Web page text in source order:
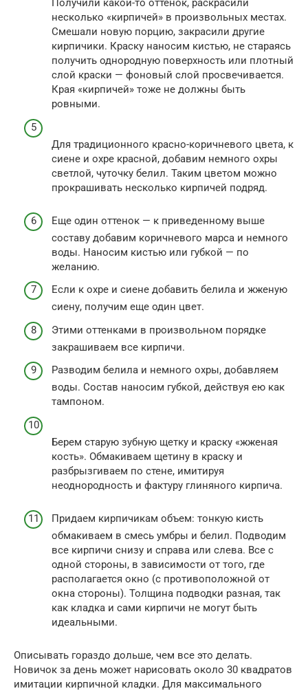
Получили какой-то оттенок, раскрасили
несколько «кирпичей» в произвольных местах.
Смешали новую порцию, закрасили другие
кирпичики. Краску наносим кистью, не стараясь
получить однородную поверхность или плотный
слой краски — фоновый слой просвечивается.
Края «кирпичей» тоже не должны быть
ровными.
Для традиционного красно-коричневого цвета, к
сиене и охре красной, добавим немного охры
светлой, чуточку белил. Таким цветом можно
прокрашивать несколько кирпичей подряд.
Еще один оттенок — к приведенному выше
составу добавим коричневого марса и немного
воды. Наносим кистью или губкой — по
желанию.
Если к охре и сиене добавить белила и жженую
сиену, получим еще один цвет.
Этими оттенками в произвольном порядке
закрашиваем все кирпичи.
Разводим белила и немного охры, добавляем
воды. Состав наносим губкой, действуя ею как
тампоном.
Берем старую зубную щетку и краску «жженая
кость». Обмакиваем щетину в краску и
разбрызгиваем по стене, имитируя
неоднородность и фактуру глиняного кирпича.
Придаем кирпичикам объем: тонкую кисть
обмакиваем в смесь умбры и белил. Подводим
все кирпичи снизу и справа или слева. Все с
одной стороны, в зависимости от того, где
располагается окно (с противоположной от
окна стороны). Толщина подводки разная, так
как кладка и сами кирпичи не могут быть
идеальными.
Описывать гораздо дольше, чем все это делать.
Новичок за день может нарисовать около 30 квадратов
имитации кирпичной кладки. Для максимального